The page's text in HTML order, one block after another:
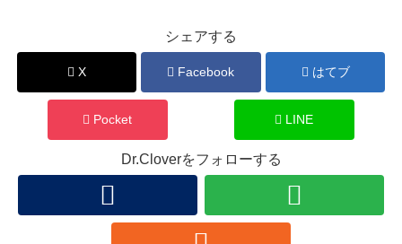
シェアする
X Facebook はてブ
Pocket LINE
Dr.Cloverをフォローする